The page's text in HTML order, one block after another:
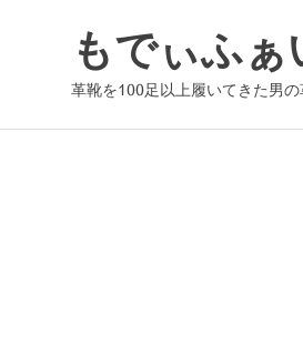
もでぃふぁ
革靴を100足以上履いてきた男